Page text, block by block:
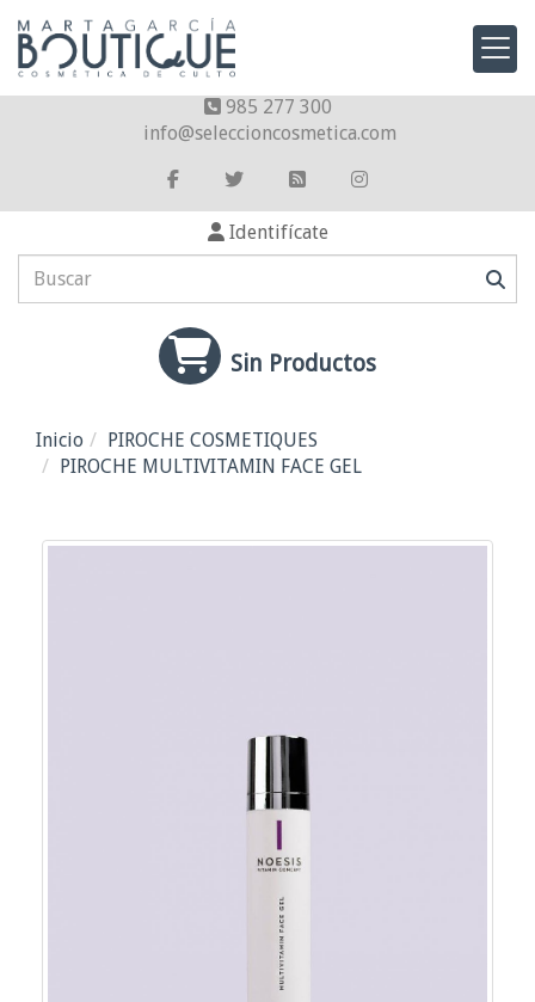
985 277 300
info
seleccioncosmetica.com
Identifícate
Sin Productos
Inicio
PIROCHE COSMETIQUES
PIROCHE MULTIVITAMIN FACE GEL